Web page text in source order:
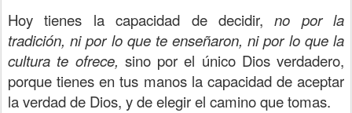
Hoy tienes la capacidad de decidir,no por la
tradición, ni por lo que te enseñaron, ni por lo que la
cultura te ofrece, sino por el único Dios verdadero,
porque tienes en tus manos la capacidad de aceptar
la verdad de Dios, y de elegir el camino que tomas.